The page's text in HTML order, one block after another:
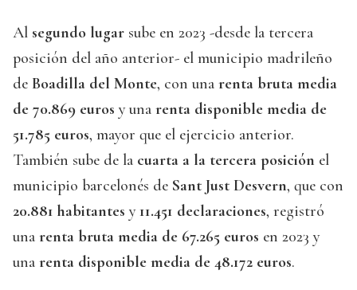
Al segundo lugar sube en 2023 -desde la tercera
posición del año anterior- el municipio madrileño
de Boadilla del Monte, con una renta bruta media
de 70.869 euros y una renta disponible media de
51.785 euros, mayor que el ejercicio anterior.
También sube de la cuarta a la tercera posición el
municipio barcelonés de Sant Just Desvern, que con
20.881 habitantes y11.451 declaraciones, registró
una renta bruta media de 67.265 euros en 2023 y
una renta disponible media de 48.172 euros.